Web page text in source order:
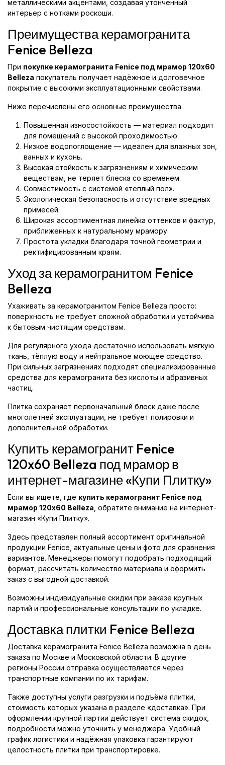
металлическими акцентами, создавая утончённый
интерьер с нотками роскоши.
Преимущества керамогранита
Fenice Belleza
При покупке керамогранита Fenice под мрамор 120x60
Belleza покупатель получает надёжное и долговечное
покрытие с высокими эксплуатационными свойствами.
Ниже перечислены его основные преимущества:
Повышенная износостойкость — материал подходит
для помещений с высокой проходимостью.
Низкое водопоглощение — идеален для влажных зон,
ванных и кухонь.
Высокая стойкость к загрязнениям и химическим
веществам, не теряет блеска со временем.
Совместимость с системой «тёплый пол».
Экологическая безопасность и отсутствие вредных
примесей.
Широкая ассортиментная линейка оттенков и фактур,
приближенных к натуральному мрамору.
Простота укладки благодаря точной геометрии и
ректифицированным краям.
Уход за керамогранитом Fenice
Belleza
Ухаживать за керамогранитом Fenice Belleza просто:
поверхность не требует сложной обработки и устойчива
к бытовым чистящим средствам.
Для регулярного ухода достаточно использовать мягкую
ткань, тёплую воду и нейтральное моющее средство.
При сильных загрязнениях подходят специализированные
средства для керамогранита без кислоты и абразивных
частиц.
Плитка сохраняет первоначальный блеск даже после
многолетней эксплуатации, не требует полировки и
дополнительной обработки.
Купить керамогранит Fenice
120x60 Belleza под мрамор в
интернет-магазине «Купи Плитку»
Если вы ищете, где купить керамогранит Fenice под
мрамор 120x60 Belleza , обратите внимание на интернет-
магазин «Купи Плитку».
Здесь представлен полный ассортимент оригинальной
продукции Fenice, актуальные цены и фото для сравнения
вариантов. Менеджеры помогут подобрать подходящий
формат, рассчитать количество материала и оформить
заказ с выгодной доставкой.
Возможны индивидуальные скидки при заказе крупных
партий и профессиональные консультации по укладке.
Доставка плитки Fenice Belleza
Доставка керамогранита Fenice Belleza возможна в день
заказа по Москве и Московской области. В другие
регионы России отправка осуществляется через
транспортные компании по их тарифам.
Также доступны услуги разгрузки и подъёма плитки,
стоимость которых указана в разделе «доставка». При
оформлении крупной партии действует система скидок,
подробности можно уточнить у менеджера. Удобный
график логистики и надёжная упаковка гарантируют
целостность плитки при транспортировке.